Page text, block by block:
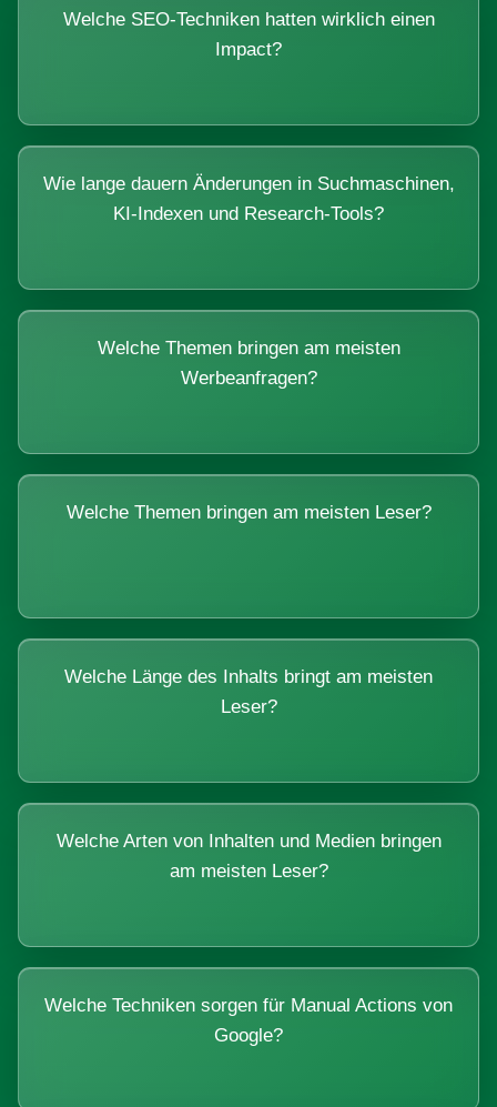
Welche SEO-Techniken hatten wirklich einen
Impact?
Wie lange dauern Änderungen in Suchmaschinen,
KI-Indexen und Research-Tools?
Welche Themen bringen am meisten
Werbeanfragen?
Welche Themen bringen am meisten Leser?
Welche Länge des Inhalts bringt am meisten
Leser?
Welche Arten von Inhalten und Medien bringen
am meisten Leser?
Welche Techniken sorgen für Manual Actions von
Google?